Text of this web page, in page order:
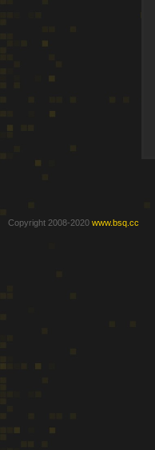
Copyright 2008-2020 www.bsq.cc